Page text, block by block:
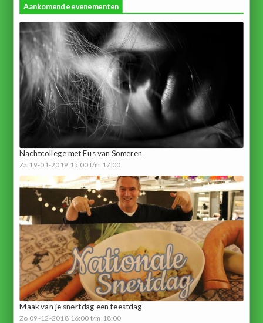
Aankomende evenementen
Nachtcollege met Eus van Someren
Za 19-01-2019 15:00 t/m 17:00
Maak van je snertdag een feestdag
Zo 09-12-2018 16:00 t/m 18:00